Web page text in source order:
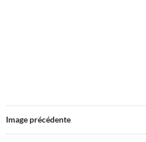
Image précédente